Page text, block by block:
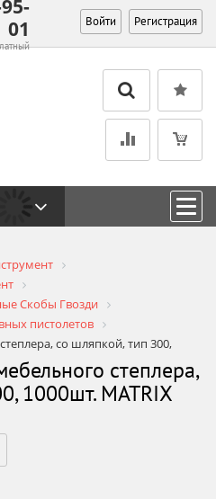
01
Войти Регистрация
Скобы Гвозди
пистолетов
со шляпкой, тип 300,
степлера,
1000шт. MATRIX